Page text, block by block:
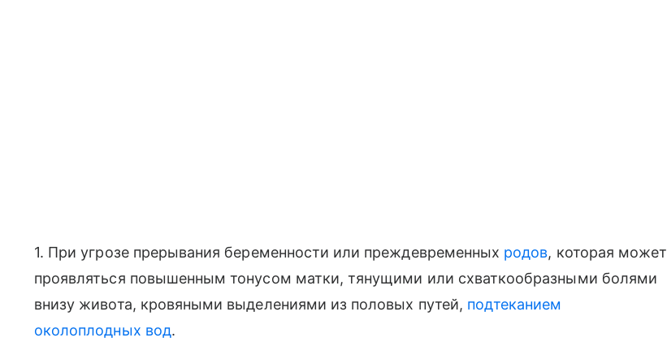
1. При угрозе прерывания беременности или преждевременных родов, которая может
проявляться повышенным тонусом матки, тянущими или схваткообразными болями
внизу живота, кровяными выделениями из половых путей, подтеканием
околоплодных вод.